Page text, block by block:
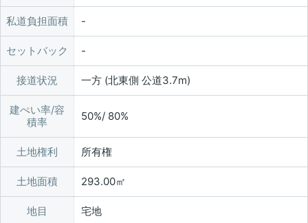
私道負担面積
セットバック
接道状況 一方 (北東側 公道3.7m)
建ぺい率/容
積率
50%/ 80%
土地権利 所有権
土地面積 293.00㎡
地目 宅地